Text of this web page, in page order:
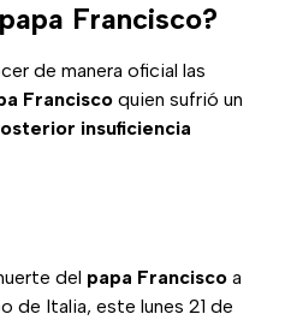
Francisco?
de manera oficial las
Francisco quien sufrió un
insuficiencia
del papa Francisco a
de Italia, este lunes 21 de